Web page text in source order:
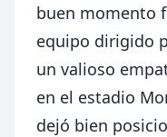
buen momento
equipo dirigido
un valioso
en el estadio
dejó bien